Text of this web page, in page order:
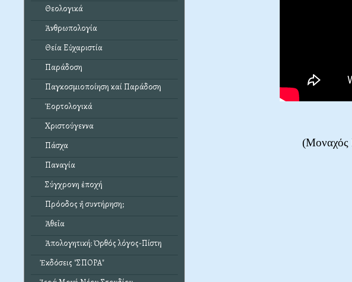
Θεολογικά
Ἀνθρωπολογία
Θεία Εὐχαριστία
Παράδοση
Παγκοσμιοποίηση καί Παράδοση
Ἑορτολογικά
Χριστούγεννα
Πάσχα
Παναγία
Σύγχρονη ἐποχή
Πρόοδος ἤ συντήρηση;
Ἀθεΐα
Ἀπολογητική: Ὀρθός λόγος-Πίστη
Ἐκδόσεις "ΣΠΟΡΑ"
(Μοναχός